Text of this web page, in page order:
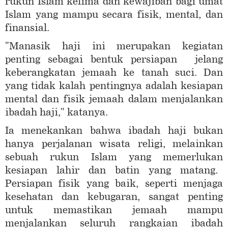
Islam yang mampu secara fisik, mental, dan
finansial.
"Manasik haji ini merupakan kegiatan
penting sebagai bentuk persiapan jelang
keberangkatan jemaah ke tanah suci. Dan
yang tidak kalah pentingnya adalah kesiapan
mental dan fisik jemaah dalam menjalankan
ibadah haji," katanya.
Ia menekankan bahwa ibadah haji bukan
hanya perjalanan wisata religi, melainkan
sebuah rukun Islam yang memerlukan
kesiapan lahir dan batin yang matang.
Persiapan fisik yang baik, seperti menjaga
kesehatan dan kebugaran, sangat penting
untuk memastikan jemaah mampu
menjalankan seluruh rangkaian ibadah